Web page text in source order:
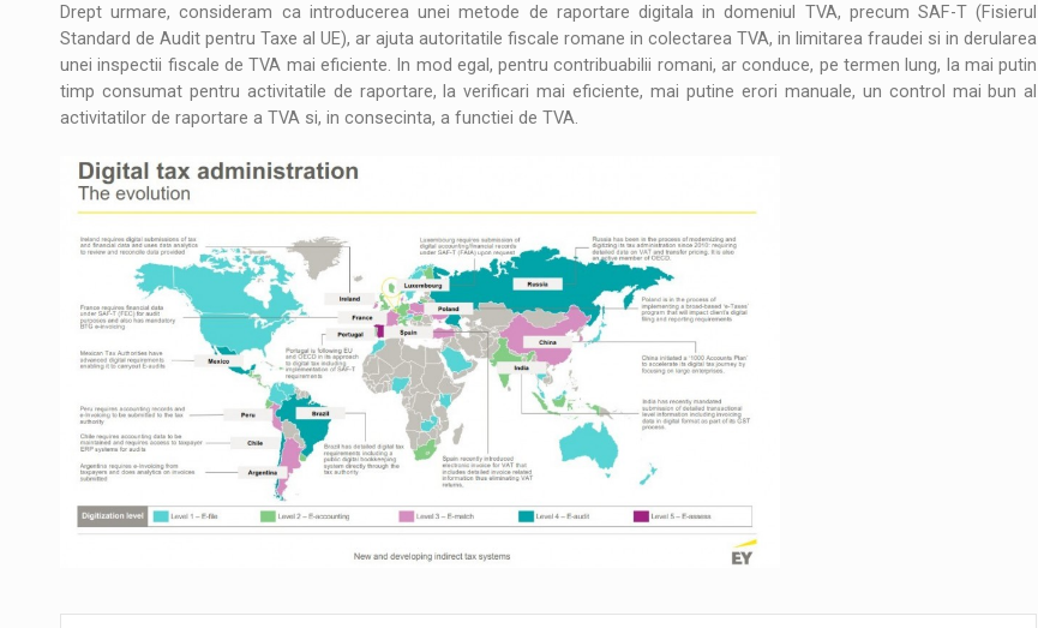
Drept urmare, consideram ca introducerea unei metode de raportare digitala in domeniul TVA, precum SAF-T (Fisierul
Standard de Audit pentru Taxe al UE), ar ajuta autoritatile fiscale romane in colectarea TVA, in limitarea fraudei si in derularea
unei inspectii fiscale de TVA mai eficiente. In mod egal, pentru contribuabilii romani, ar conduce, pe termen lung, la mai putin
timp consumat pentru activitatile de raportare, la verificari mai eficiente, mai putine erori manuale, un control mai bun al
activitatilor de raportare a TVA si, in consecinta, a functiei de TVA.